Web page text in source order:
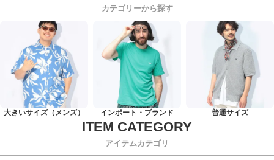
カテゴリーから探す
大きいサイズ（メンズ） インポート・ブランド 普通サイズ
アイテムカテゴリ